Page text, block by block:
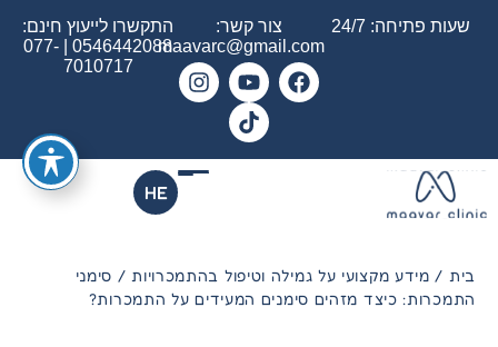
שעות פתיחה: 24/7
צור קשר:
maavarc@gmail.com
התקשרו לייעוץ חינם:
0546442088
077-
7010717
HE
בית / מידע מקצועי על גמילה וטיפול בהתמכרויות / סימני
התמכרות: כיצד מזהים סימנים המעידים על התמכרות?